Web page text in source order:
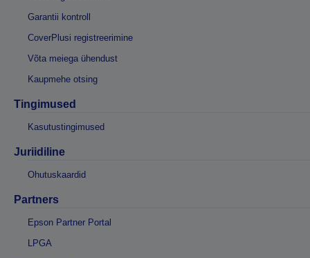
Garantii kontroll
CoverPlusi registreerimine
Võta meiega ühendust
Kaupmehe otsing
Tingimused
Kasutustingimused
Juriidiline
Ohutuskaardid
Partners
Epson Partner Portal
LPGA